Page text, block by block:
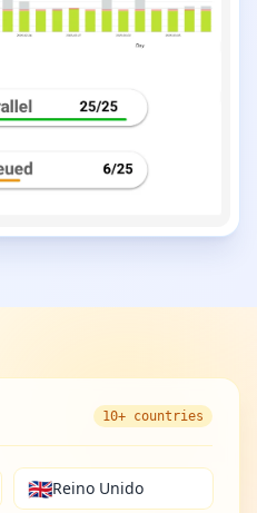
10+ countries
🇬🇧Reino Unido